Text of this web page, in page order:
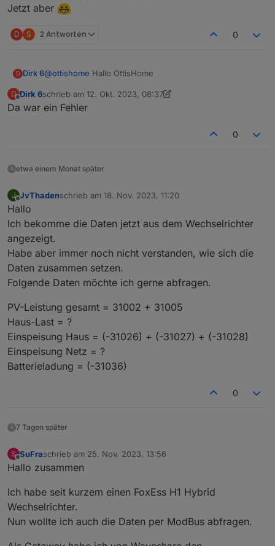
Jetzt aber
D S 2 Antworten 0
D Dirk 6@ottishome Hallo OttisHome
Ich habe unser (mein) Problem gefunden.
Ich war in der Annahme, dass im Elfin schon serielle
habe, wurden auch im Elfin Serielle Datenpakete
angezeigt!
Ich könnte mir in den Allerwertesten beißen.
D Dirk 6schrieb am 12. Okt. 2023, 08:37
zuletzt editiert von Dirk 6 10. Dez. 2023, 10:39
Da war ein Fehler
0
etwa einem Monat später
J
Offline
JvThadenschrieb am 18. Nov. 2023, 11:20
zuletzt editiert von
Hallo
Ich bekomme die Daten jetzt aus dem Wechselrichter
angezeigt.
Habe aber immer noch nicht verstanden, wie sich die
Daten zusammen setzen.
Folgende Daten möchte ich gerne abfragen.
PV-Leistung gesamt = 31002 + 31005
Haus-Last = ?
Einspeisung Haus = (-31026) + (-31027) + (-31028)
Einspeisung Netz = ?
Batterieladung = (-31036)
0
7 Tagen später
S
Offline
SuFraschrieb am 25. Nov. 2023, 13:56
zuletzt editiert von
Hallo zusammen
Ich habe seit kurzem einen FoxEss H1 Hybrid
Wechselrichter.
Nun wollte ich auch die Daten per ModBus abfragen.